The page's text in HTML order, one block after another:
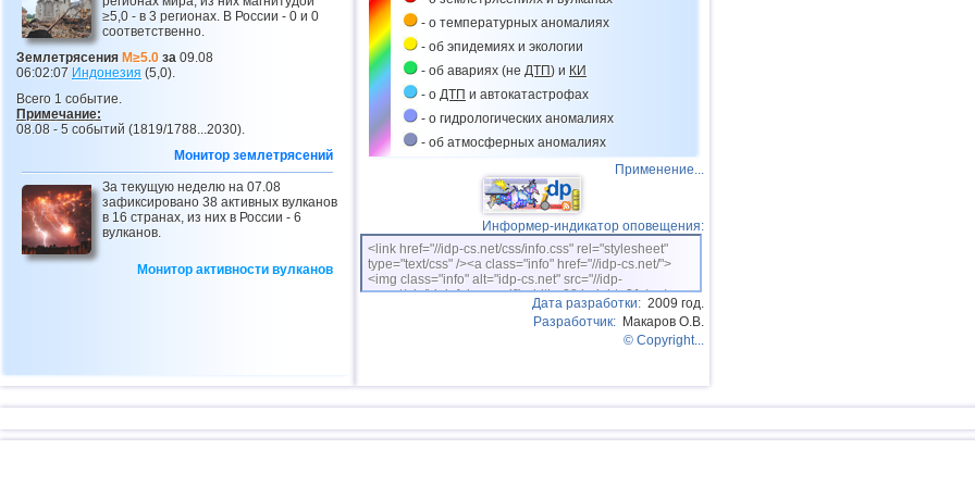
≥5,0 - в 3 регионах. В России - 0 и 0
соответственно.
Землетрясения M≥5.0 за 09.08
06:02:07 Индонезия (5,0).
Всего 1 событие.
Примечание:
08.08 - 5 событий (1819/1788...2030).
Монитор землетрясений
За текущую неделю на 07.08
зафиксировано 38 активных вулканов
в 16 странах, из них в России - 6
вулканов.
Монитор активности вулканов
- о температурных аномалиях
- об эпидемиях и экологии
- об авариях (не ДТП) и КИ
- о ДТП и автокатастрофах
- о гидрологических аномалиях
- об атмосферных аномалиях
Применение...
Информер-индикатор оповещения:
<link href="//idp-cs.net/css/info.css" rel="stylesheet"
type="text/css" /><a class="info" href="//idp-cs.net/">
<img class="info" alt="idp-cs.net" src="//idp-
cs.net/pix/idpinfok_sm.gif" width=88 height=31 /></a>
Дата разработки: 2009 год.
Разработчик: Макаров О.В.
© Copyright...